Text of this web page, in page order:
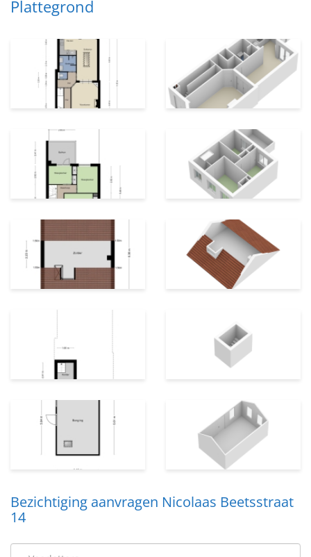
Plattegrond
Bezichtiging aanvragen Nicolaas Beetsstraat
14